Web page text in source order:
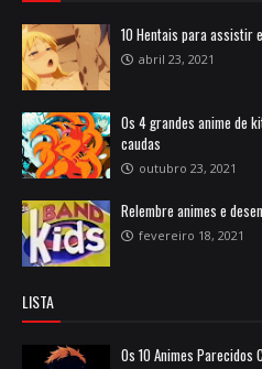
10 Hentais para assistir
abril 23, 2021
Os 4 grandes anime de
caudas
outubro 23, 2021
Relembre animes e
fevereiro 18, 2021
LISTA
Os 10 Animes Parecidos